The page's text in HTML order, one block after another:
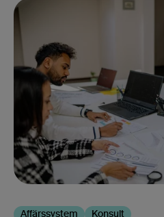
Affärssystem Konsult